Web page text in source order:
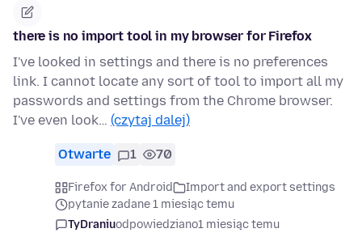
there is no import tool in my browser for Firefox
I've looked in settings and there is no preferences
link. I cannot locate any sort of tool to import all my
passwords and settings from the Chrome browser.
I've even look… (czytaj dalej)
Otwarte 1 70
Firefox for Android
Import and export settings
pytanie zadane 1 miesiąc temu
TyDraniuodpowiedziano1 miesiąc temu